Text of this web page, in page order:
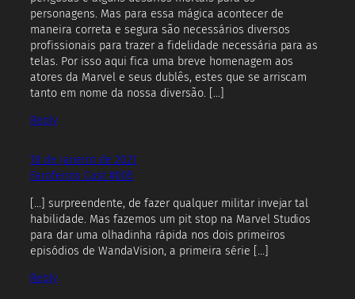
personagens. Mas para essa mágica acontecer de
maneira correta e segura são necessários diversos
profissionais para trazer a fidelidade necessária para as
telas. Por isso aqui fica uma breve homenagem aos
atores da Marvel e seus dublês, estes que se arriscam
tanto em nome da nossa diversão. […]
Reply
18 de janeiro de 2021
Farofeiros Cast #005
[…] surpreendente, de fazer qualquer militar invejar tal
habilidade. Mas fazemos um pit stop na Marvel Studios
para dar uma olhadinha rápida nos dois primeiros
episódios de WandaVision, a primeira série […]
Reply